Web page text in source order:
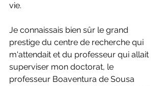
vie.
Je connaissais bien sûr le grand
prestige du centre de recherche qui
m'attendait et du professeur qui allait
superviser mon doctorat, le
professeur Boaventura de Sousa